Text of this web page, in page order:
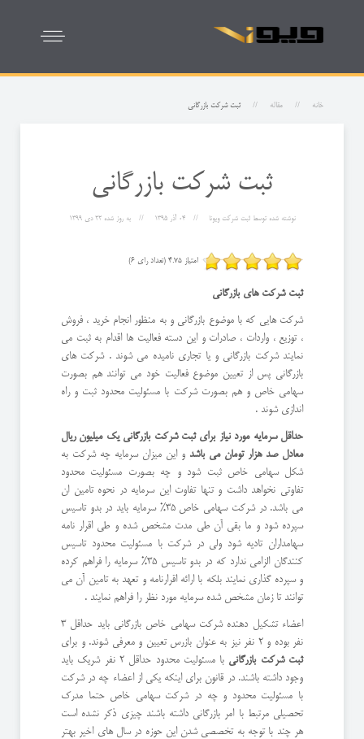
خانه مقاله ثبت شرکت بازرگانی
ثبت شرکت بازرگانی
نوشته شده توسطثبت شرکت ویونا 04 آذر 1395 به روز شده22 دی 1399
امتیاز 4.75 (تعداد رای 6)
ثبت شرکت های بازرگانی
شرکت هایی که با موضوع بازرگانی و به منظور انجام خرید ، فروش
، توزیع ، واردات ، صادرات و این دسته فعالیت ها اقدام به ثبت می
نمایند شرکت بازرگانی و یا تجاری نامیده می شوند . شرکت های
بازرگانی پس از تعیین موضوع فعالیت خود می توانند هم بصورت
سهامی خاص و هم بصورت شرکت با مسئولیت محدود ثبت و راه
اندازی شوند .
حداقل سرمایه مورد نیاز برای ثبت شرکت بازرگانی یک میلیون ریال
معادل صد هزار تومان می باشد و این میزان سرمایه چه شرکت به
شکل سهامی خاص ثبت شود و چه بصورت مسئولیت محدود
تفاوتی نخواهد داشت و تنها تفاوت این سرمایه در نحوه تامین ان
می باشد. در شرکت سهامی خاص 35% سرمایه باید در بدو تاسیس
سپرده شود و ما بقی آن طی مدت مشخص شده و طی اقرار نامه
سهامداران تادیه شود ولی در شرکت با مسئولیت محدود تاسیس
کنندگان الزامی ندارد که در بدو تاسیس 35% سرمایه را فراهم کرده
و سپرده گذاری نمایند بلکه با ارائه اقرارنامه و تعهد به تامین آن می
توانند تا زمان مشخص شده سرمایه مورد نظر را فراهم نمایند .
اعضاء تشکیل دهنده شرکت سهامی خاص بازرگانی باید حداقل 3
نفر بوده و 2 نفر نیز به عنوان بازرس تعیین و معرفی شوند. و برای
ثبت شرکت بازرگانی
با مسئولیت محدود حداقل 2 نفر شریک باید
وجود داشته باشند. در قانون برای اینکه یکی از اعضاء چه در شرکت
با مسئولیت محدود و چه در شرکت سهامی خاص حتما مدرک
تحصیلی مرتبط با امر بازرگانی داشته باشند چیزی ذکر نشده است
هر چند با توجه به تخصصی شدن این حوزه در سال های اخیر بهتر